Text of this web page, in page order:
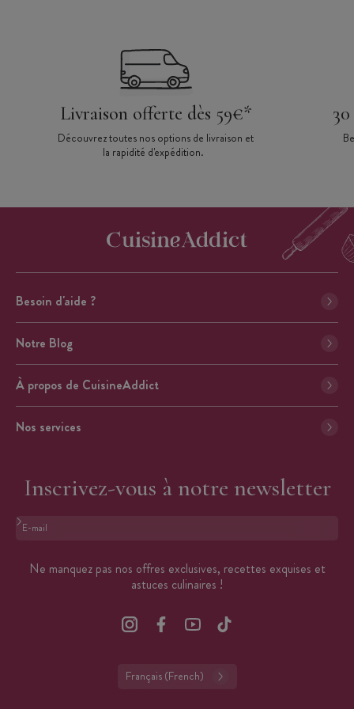
Livraison offerte dès 59€*
Découvrez toutes nos options de livraison et
la rapidité d'expédition.
Besoin d'aide ?
Notre Blog
À propos de CuisineAddict
Nos services
Inscrivez-vous à notre newsletter
Format : adresse@email.com
Ne manquez pas nos offres exclusives, recettes exquises et
astuces culinaires !
Français (French)